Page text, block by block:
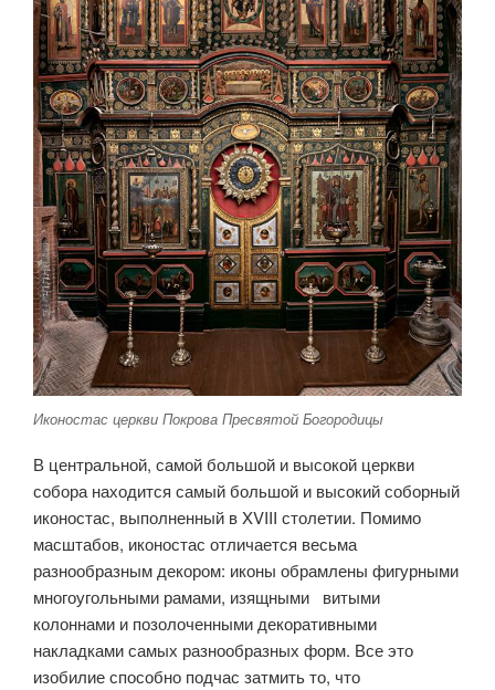
Иконостас церкви Покрова Пресвятой Богородицы
В центральной, самой большой и высокой церкви
собора находится самый большой и высокий соборный
иконостас, выполненный в XVIII столетии. Помимо
масштабов, иконостас отличается весьма
разнообразным декором: иконы обрамлены фигурными
многоугольными рамами, изящными витыми
колоннами и позолоченными декоративными
накладками самых разнообразных форм. Все это
изобилие способно подчас затмить то, что